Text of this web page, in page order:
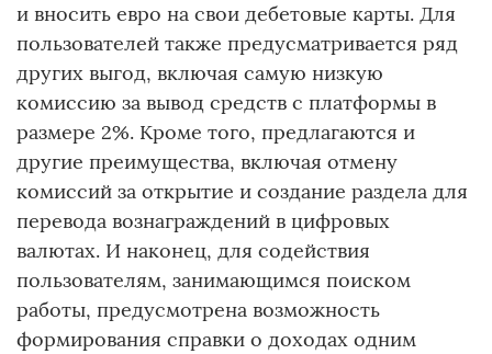
и вносить евро на свои дебетовые карты. Для
пользователей также предусматривается ряд
других выгод, включая самую низкую
комиссию за вывод средств с платформы в
размере 2%. Кроме того, предлагаются и
другие преимущества, включая отмену
комиссий за открытие и создание раздела для
перевода вознаграждений в цифровых
валютах. И наконец, для содействия
пользователям, занимающимся поиском
работы, предусмотрена возможность
формирования справки о доходах одним